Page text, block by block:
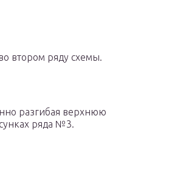
втором ряду схемы.
разгибая верхнюю
ряда №3.